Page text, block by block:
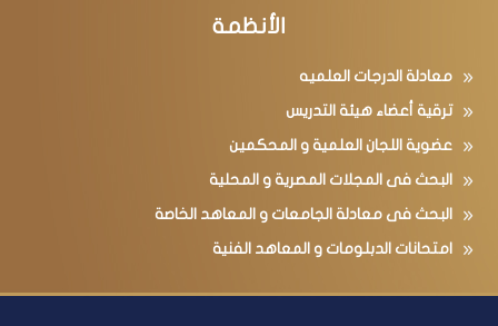
الأنظمة
معادلة الدرجات العلميه
ترقية أعضاء هيئة التدريس
عضوية اللجان العلمية و المحكمين
البحث فى المجلات المصرية و المحلية
البحث فى معادلة الجامعات و المعاهد الخاصة
امتحانات الدبلومات و المعاهد الفنية